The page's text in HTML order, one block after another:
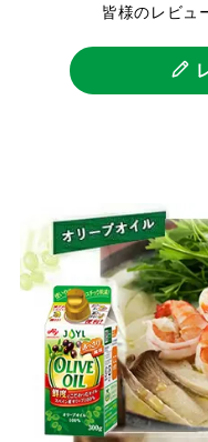
皆様のレビュ